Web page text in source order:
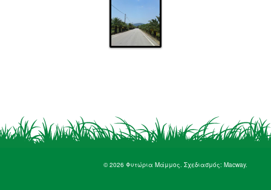
© 2026 Φυτώρια Μάμμος. Σχεδιασμός: Macway.